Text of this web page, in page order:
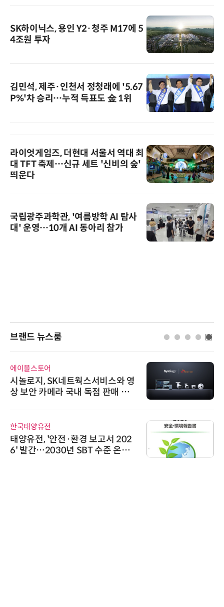
SK하이닉스, 용인 Y2·청주 M17에 5
4조원 투자
김민석, 제주·인천서 정청래에 '5.67
P%'차 승리…누적 득표도 金 1위
라이엇게임즈, 더현대 서울서 역대 최
대 TFT 축제…신규 세트 '신비의 숲'
띄운다
국립광주과학관, '여름방학 AI 탐사
대' 운영…10개 AI 동아리 참가
브랜드 뉴스룸
에이블스토어
시놀로지, SK네트웍스서비스와 영
상 보안 카메라 국내 독점 판매 파
한국태양유전
태양유전, '안전·환경 보고서 202
6' 발간…2030년 SBT 수준 온실